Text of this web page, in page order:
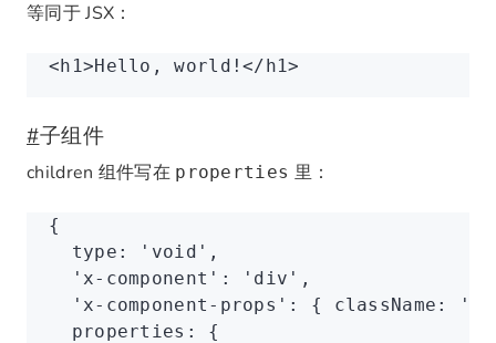
等同于 JSX：
< h1>Hello, world!</ h1>
#子组件
children 组件写在 properties 里：
{
  type
: 'void' ,
  'x-component'
: 'div' ,
  'x-component-props'
: { className :
  properties
:
{